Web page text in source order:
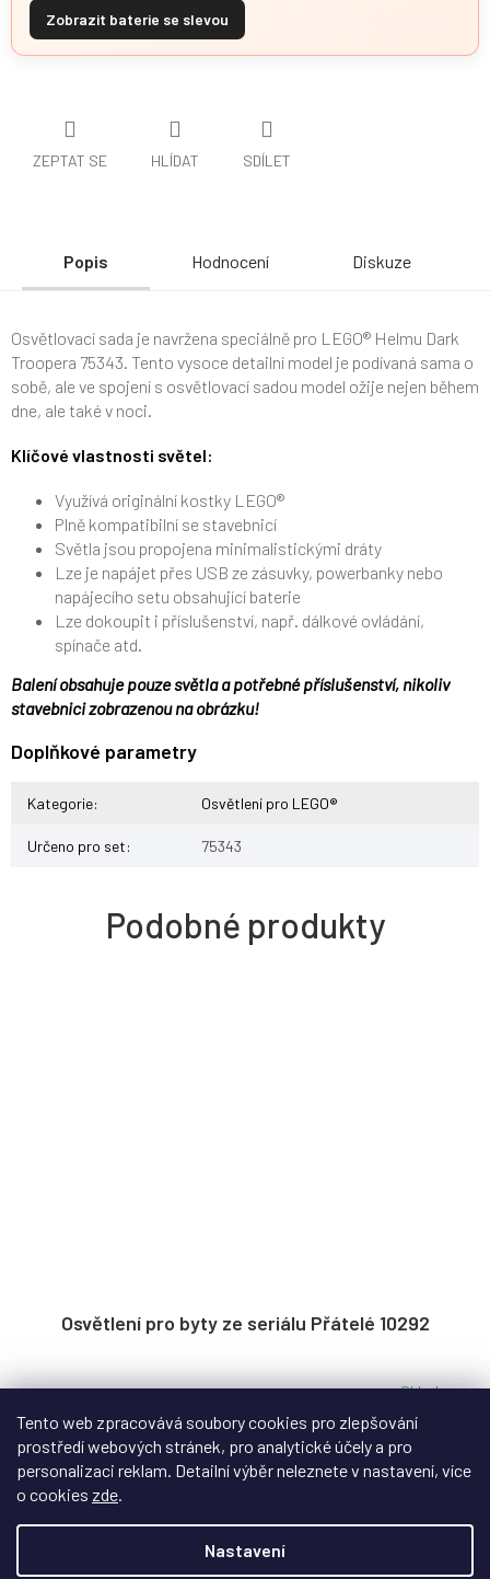
Tento web zpracovává soubory cookies pro zlepšování
prostředí webových stránek, pro analytické účely a pro
personalizaci reklam. Detailní výběr neleznete v nastavení, více
o cookies zde.
Nastavení
Zobrazit baterie se slevou
ZEPTAT SE HLÍDAT SDÍLET
Popis Hodnocení Diskuze
Osvětlovací sada je navržena speciálně pro LEGO® Helmu Dark
Troopera 75343. Tento vysoce detailní model je podívaná sama o
sobě, ale ve spojení s osvětlovací sadou model ožije nejen během
dne, ale také v noci.
Klíčové vlastnosti světel:
Využívá originální kostky LEGO®
Plně kompatibilní se stavebnicí
Světla jsou propojena minimalistickými dráty
Lze je napájet přes USB ze zásuvky, powerbanky nebo
napájecího setu obsahující baterie
Lze dokoupit i příslušenství, např. dálkové ovládání,
spínače atd.
Balení obsahuje pouze světla a potřebné příslušenství, nikoliv
stavebnici zobrazenou na obrázku!
Doplňkové parametry
Kategorie: Osvětlení pro LEGO®
Určeno pro set: 75343
Osvětlení pro byty ze seriálu Přátelé 10292
Skladem
1 349 Kč
Oživte scénu z legendárního amerického seriálu pomocí
světelného setu!